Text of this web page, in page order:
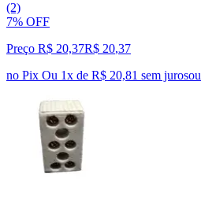
(2)
7% OFF
Preço R$ 20,37R$ 20,37
no Pix Ou 1x de R$ 20,81 sem jurosou